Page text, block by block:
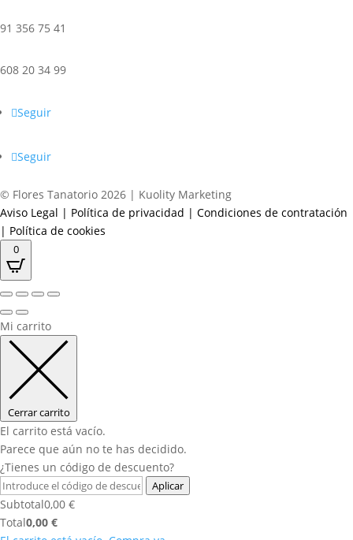
91 356 75 41
608 20 34 99
Seguir
Seguir
© Flores Tanatorio 2026 | Kuolity Marketing
Aviso Legal | Política de privacidad | Condiciones de contratación
| Política de cookies
0
Mi carrito
Cerrar carrito
El carrito está vacío.
Parece que aún no te has decidido.
¿Tienes un código de descuento?
Aplicar
Subtotal0,00 €
Total0,00 €